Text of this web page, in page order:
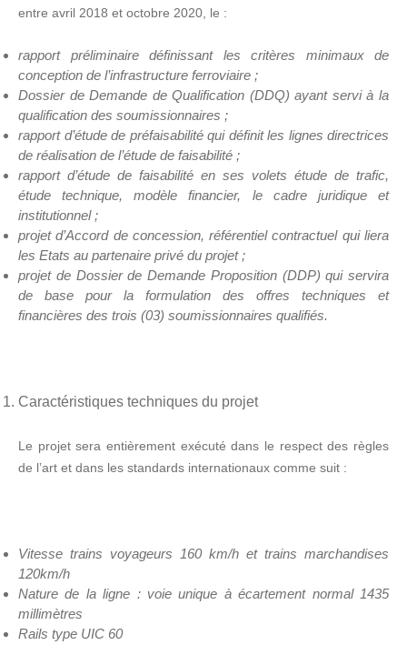
entre avril 2018 et octobre 2020, le :
rapport préliminaire définissant les critères minimaux de
conception de l’infrastructure ferroviaire ;
Dossier de Demande de Qualification (DDQ) ayant servi à la
qualification des soumissionnaires ;
rapport d’étude de préfaisabilité qui définit les lignes directrices
de réalisation de l’étude de faisabilité ;
rapport d’étude de faisabilité en ses volets étude de trafic,
étude technique, modèle financier, le cadre juridique et
institutionnel ;
projet d’Accord de concession, référentiel contractuel qui liera
les Etats au partenaire privé du projet ;
projet de Dossier de Demande Proposition (DDP) qui servira
de base pour la formulation des offres techniques et
financières des trois (03) soumissionnaires qualifiés.
Caractéristiques techniques du projet
Le projet sera entièrement exécuté dans le respect des règles
de l’art et dans les standards internationaux comme suit :
Vitesse trains voyageurs 160 km/h et trains marchandises
120km/h
Nature de la ligne : voie unique à écartement normal 1435
millimètres
Rails type UIC 60